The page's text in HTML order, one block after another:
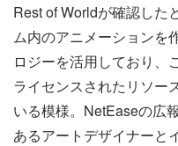
Rest of Worldが確認した
ム内のアニメーションを
ロジーを活用しており、
ライセンスされたリソー
いる模様。NetEaseの広
あるアートデザイナーと